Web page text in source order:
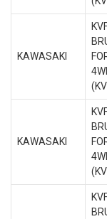
KAWASAKI
KAWASAKI